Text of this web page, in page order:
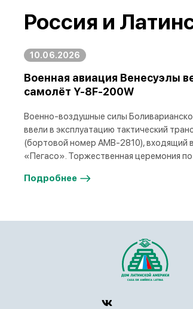
Россия и
10.06.2026
Военная авиация Венесуэлы
самолёт Y-8F-200W
Военно-воздушные силы
ввели в эксплуатацию тактический
(бортовой номер AMB-2810), входящий
«Пегасо». Торжественная церемония
Подробнее